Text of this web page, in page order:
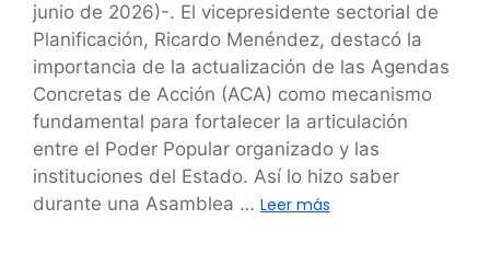
junio de 2026)-. El vicepresidente sectorial de
Planificación, Ricardo Menéndez, destacó la
importancia de la actualización de las Agendas
Concretas de Acción (ACA) como mecanismo
fundamental para fortalecer la articulación
entre el Poder Popular organizado y las
instituciones del Estado. Así lo hizo saber
durante una Asamblea … Leer más